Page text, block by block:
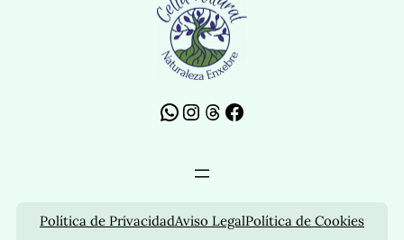
WhatsApp Instagram Threads Facebook
Política de PrivacidadAviso LegalPolítica de Cookies